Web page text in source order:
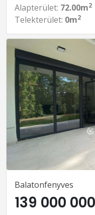
Alapterület: 72.00m2
Telekterület: 0m2
Balatonfenyves
139 000